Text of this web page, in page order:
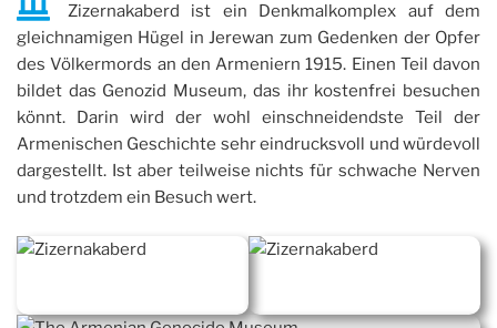
Zizernakaberd ist ein Denkmalkomplex auf dem
gleichnamigen Hügel in Jerewan zum Gedenken der Opfer
des Völkermords an den Armeniern 1915. Einen Teil davon
bildet das Genozid Museum, das ihr kostenfrei besuchen
könnt. Darin wird der wohl einschneidendste Teil der
Armenischen Geschichte sehr eindrucksvoll und würdevoll
dargestellt. Ist aber teilweise nichts für schwache Nerven
und trotzdem ein Besuch wert.